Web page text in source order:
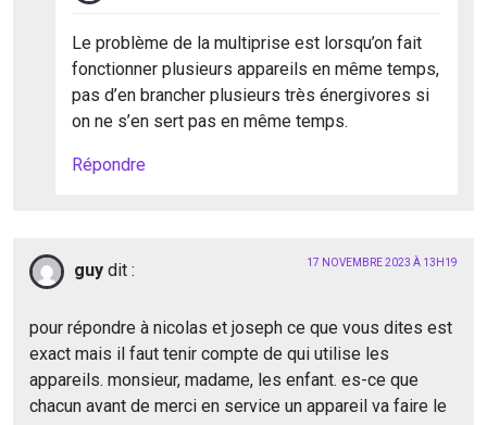
Le problème de la multiprise est lorsqu’on fait
fonctionner plusieurs appareils en même temps,
pas d’en brancher plusieurs très énergivores si
on ne s’en sert pas en même temps.
Répondre
guy dit : 17 NOVEMBRE 2023 À 13H19
pour répondre à nicolas et joseph ce que vous dites est
exact mais il faut tenir compte de qui utilise les
appareils. monsieur, madame, les enfant. es-ce que
chacun avant de merci en service un appareil va faire le